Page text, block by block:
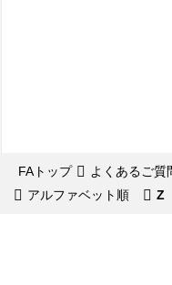
FAトップ よくあるご質
アルファベット順
Z